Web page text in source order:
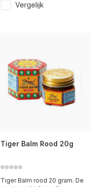
Vergelijk
Tiger Balm Rood 20g
Tiger Balm rood 20 gram. De